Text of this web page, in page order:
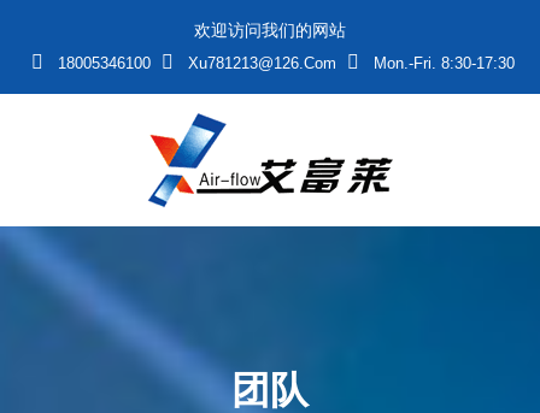
欢迎访问我们的网站
18005346100 Xu781213@126.com Mon.-Fri. 8:30-17:30
团队